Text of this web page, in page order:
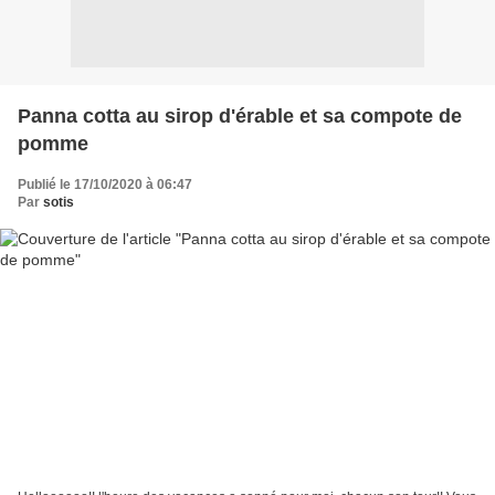
Panna cotta au sirop d'érable et sa compote de
pomme
Publié le 17/10/2020 à 06:47
Par sotis